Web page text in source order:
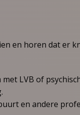
en horen dat er
LVB of
en andere